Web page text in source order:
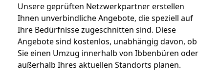
Unsere geprüften Netzwerkpartner erstellen
Ihnen unverbindliche Angebote, die speziell auf
Ihre Bedürfnisse zugeschnitten sind. Diese
Angebote sind kostenlos, unabhängig davon, ob
Sie einen Umzug innerhalb von Ibbenbüren oder
außerhalb Ihres aktuellen Standorts planen.